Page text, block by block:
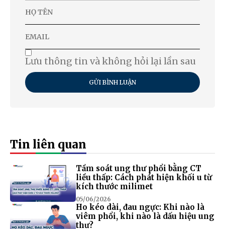
Lưu thông tin và không hỏi lại lần sau
GỬI BÌNH LUẬN
Tin liên quan
Tầm soát ung thư phổi bằng CT
liều thấp: Cách phát hiện khối u từ
kích thước milimet
05/06/2026
Ho kéo dài, đau ngực: Khi nào là
viêm phổi, khi nào là dấu hiệu ung
thư?